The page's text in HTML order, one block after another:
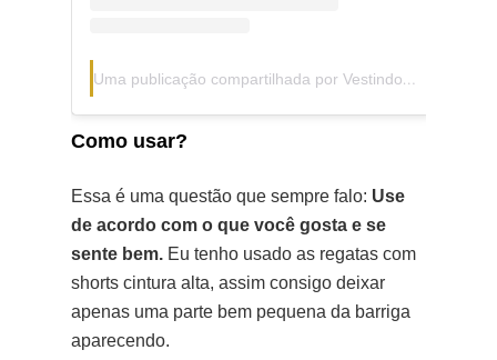
Uma publicação compartilhada por Vestindo Ideias🍃🌻♊ (@caahwolf)
Como usar?
Essa é uma questão que sempre falo: Use
de acordo com o que você gosta e se
sente bem. Eu tenho usado as regatas com
shorts cintura alta, assim consigo deixar
apenas uma parte bem pequena da barriga
aparecendo.